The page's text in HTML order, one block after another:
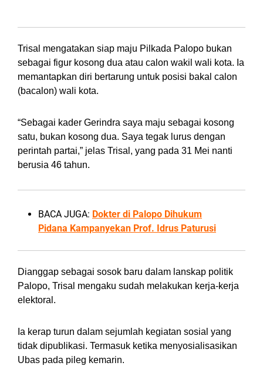
Trisal mengatakan siap maju Pilkada Palopo bukan
sebagai figur kosong dua atau calon wakil wali kota. Ia
memantapkan diri bertarung untuk posisi bakal calon
(bacalon) wali kota.
“Sebagai kader Gerindra saya maju sebagai kosong
satu, bukan kosong dua. Saya tegak lurus dengan
perintah partai,” jelas Trisal, yang pada 31 Mei nanti
berusia 46 tahun.
BACA JUGA: Dokter di Palopo Dihukum
Pidana Kampanyekan Prof. Idrus Paturusi
Dianggap sebagai sosok baru dalam lanskap politik
Palopo, Trisal mengaku sudah melakukan kerja-kerja
elektoral.
Ia kerap turun dalam sejumlah kegiatan sosial yang
tidak dipublikasi. Termasuk ketika menyosialisasikan
Ubas pada pileg kemarin.